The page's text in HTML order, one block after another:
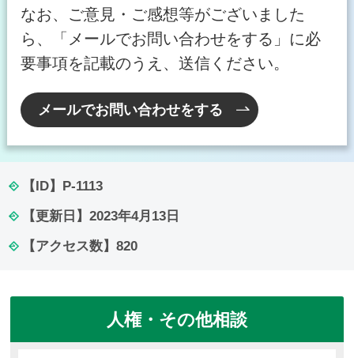
なお、ご意見・ご感想等がございました
ら、「メールでお問い合わせをする」に必
要事項を記載のうえ、送信ください。
メールでお問い合わせをする
【ID】 P-1113
【更新日】 2023年4月13日
【アクセス数】 820
人権・その他相談